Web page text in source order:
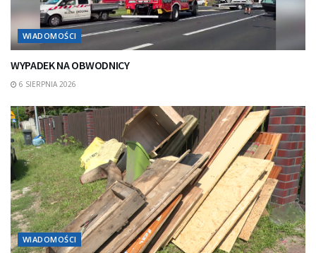
WIADOMOŚCI
WYPADEK NA OBWODNICY
6 SIERPNIA 2026
WIADOMOŚCI